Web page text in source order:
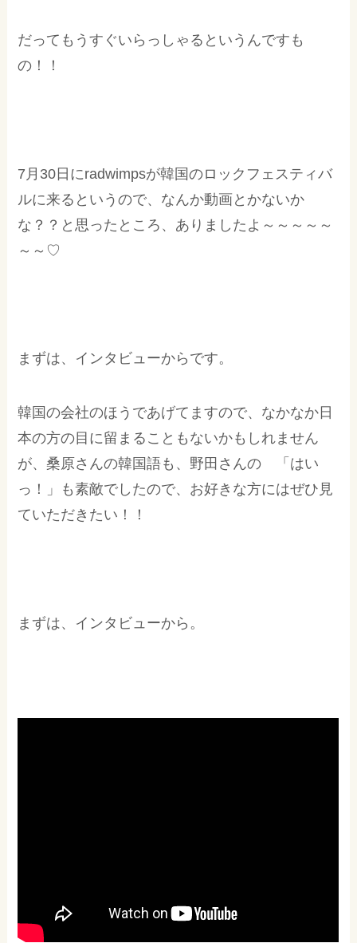
だってもうすぐいらっしゃるというんですも
の！！
7月30日にradwimpsが韓国のロックフェスティバ
ルに来るというので、なんか動画とかないか
な？？と思ったところ、ありましたよ～～～～～
～～♡
まずは、インタビューからです。
韓国の会社のほうであげてますので、なかなか日
本の方の目に留まることもないかもしれません
が、桑原さんの韓国語も、野田さんの 「はい
っ！」も素敵でしたので、お好きな方にはぜひ見
ていただきたい！！
まずは、インタビューから。